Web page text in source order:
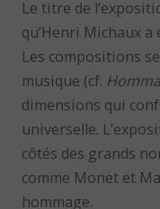
Le titre de
qu’Henri Michaux a
Les compositions
musique (cf.
dimensions qui
universelle.
côtés des grands
comme Monet et
hommage.